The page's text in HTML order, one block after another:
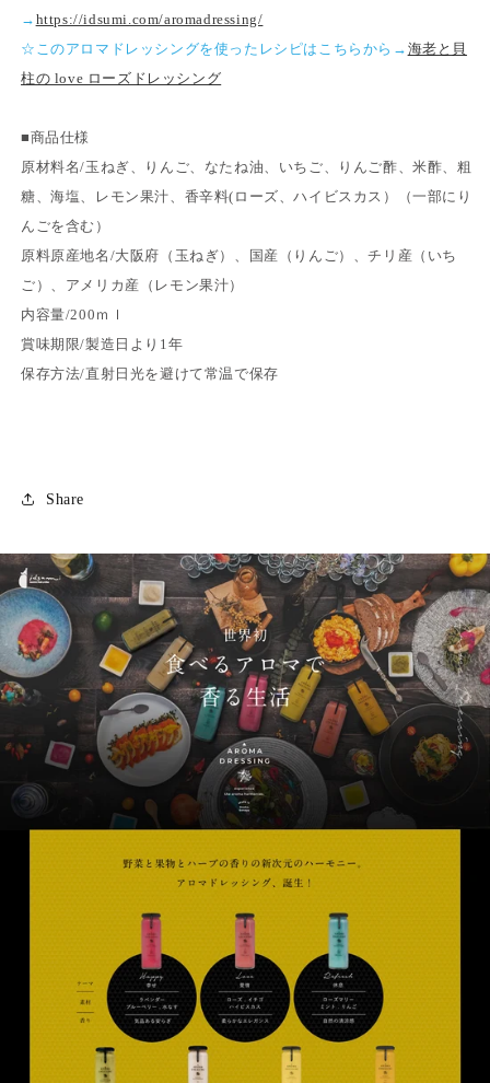
→ https://idsumi.com/aromadressing/
☆このアロマドレッシングを使ったレシピはこちらから→ 海老と貝
柱の love ローズドレッシング
■商品仕様
原材料名/玉ねぎ、りんご、なたね油、いちご、りんご酢、米酢、粗
糖、海塩、レモン果汁、香辛料(ローズ、ハイビスカス）（一部にり
んごを含む）
原料原産地名/大阪府（玉ねぎ）、国産（りんご）、チリ産（いち
ご）、アメリカ産（レモン果汁）
内容量/200ｍｌ
賞味期限/製造日より1年
保存方法/直射日光を避けて常温で保存
Share